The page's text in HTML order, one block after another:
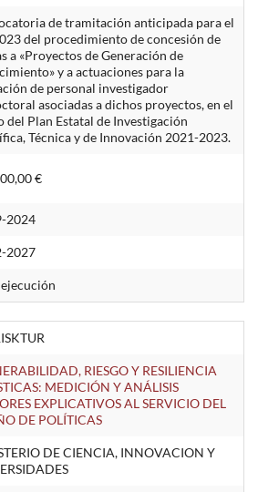
de tramitación anticipada para el
del procedimiento de concesión de
a «Proyectos de Generación de
y a actuaciones para la
de personal investigador
asociadas a dichos proyectos, en el
del Plan Estatal de Investigación
Técnica y de Innovación 2021-2023.
€
2024
2027
ejecución
RIESGO Y RESILIENCIA
MEDICIÓN Y ANÁLISIS
EXPLICATIVOS AL SERVICIO DEL
DE POLÍTICAS
DE CIENCIA, INNOVACION Y